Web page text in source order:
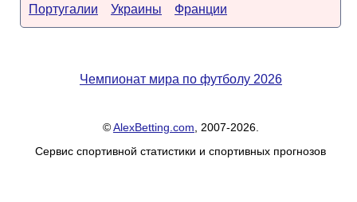
Португалии
Украины Франции
Чемпионат мира по футболу 2026
©AlexBetting.com , 2007-2026.
Сервис спортивной статистики и спортивных прогнозов